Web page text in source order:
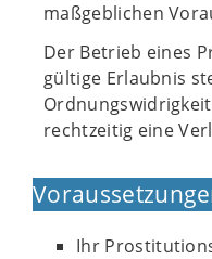
maßgeblichen
Der Betrieb eines
gültige Erlaubnis
rechtzeitig eine
Ihr